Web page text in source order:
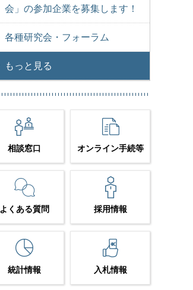
会」の参加企業を募集します！
各種研究会・フォーラム
もっと見る
相談窓口 オンライン手続等
よくある質問 採用情報
統計情報 入札情報